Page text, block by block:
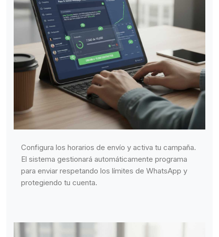
Configura los horarios de envío y activa tu campaña.
El sistema gestionará automáticamente programa
para enviar respetando los límites de WhatsApp y
protegiendo tu cuenta.